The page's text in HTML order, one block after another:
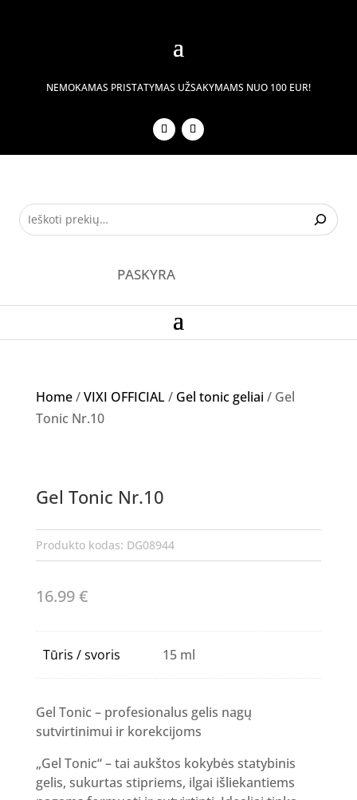
NEMOKAMAS PRISTATYMAS UŽSAKYMAMS NUO 100 EUR!
PASKYRA
Home/VIXI OFFICIAL/ Gel tonic geliai / Gel
Tonic Nr.10
Gel Tonic Nr.10
Produkto kodas: DG08944
16.99€
Tūris / svoris 15 ml
Gel Tonic – profesionalus gelis nagų
sutvirtinimui ir korekcijoms
„Gel Tonic“ – tai aukštos kokybės statybinis
gelis, sukurtas stipriems, ilgai išliekantiems